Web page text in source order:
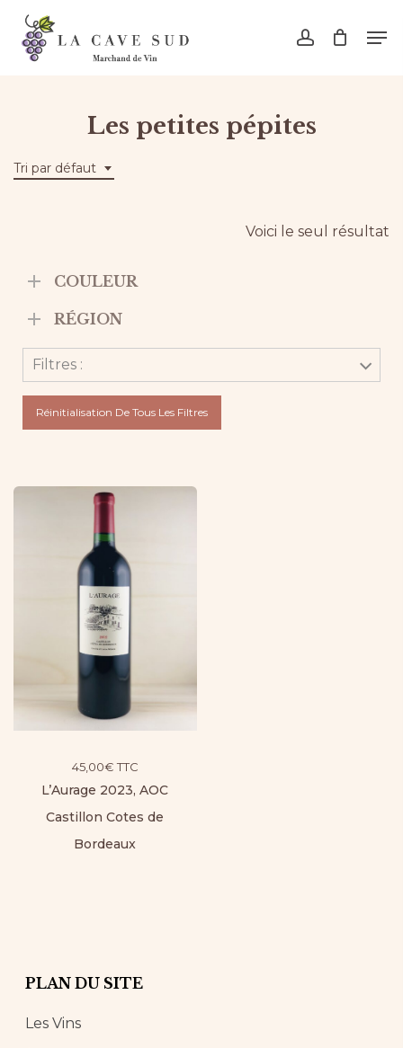
Skip
main
account
Les petites pépites
Tri par défaut
Voici le seul résultat
COULEUR
RÉGION
Filtres :
Réinitialisation De Tous Les Filtres
45,00€ TTC
L’Aurage 2023, AOC
Castillon Cotes de
Bordeaux
PLAN DU SITE
Les Vins